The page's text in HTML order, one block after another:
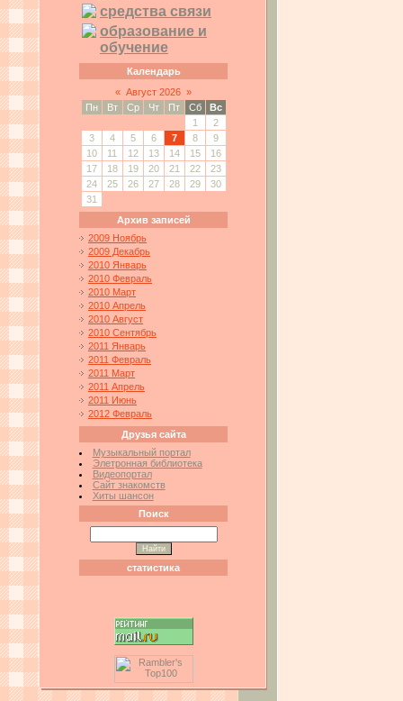
средства связи
образование и
обучение
Календарь
« Август 2026 »
Пн
Вт Ср Чт Пт Сб
Вс
1
2
3
4 5 6 7 8
9
10
11 12 13 14 15
16
17
18 19 20 21 22
23
24
25 26 27 28 29
30
31
Архив записей
2009 Ноябрь
2009 Декабрь
2010 Январь
2010 Февраль
2010 Март
2010 Апрель
2010 Август
2010 Сентябрь
2011 Январь
2011 Февраль
2011 Март
2011 Апрель
2011 Июнь
2012 Февраль
Друзья сайта
Музыкальный портал
Элетронная библиотека
Видеопортал
Сайт знакомств
Хиты шансон
Поиск
статистика